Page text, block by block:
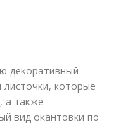
декоративный
которые
а также
вид окантовки по